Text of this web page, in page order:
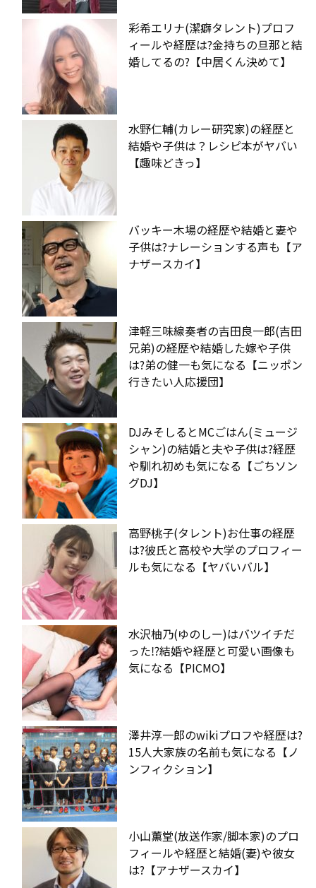
彩希エリナ(潔癖タレント)プロフ
ィールや経歴は?金持ちの旦那と結
婚してるの?【中居くん決めて】
水野仁輔(カレー研究家)の経歴と
結婚や子供は？レシピ本がヤバい
【趣味どきっ】
バッキー木場の経歴や結婚と妻や
子供は?ナレーションする声も【ア
ナザースカイ】
津軽三味線奏者の吉田良一郎(吉田
兄弟)の経歴や結婚した嫁や子供
は?弟の健一も気になる【ニッポン
行きたい人応援団】
DJみそしるとMCごはん(ミュージ
シャン)の結婚と夫や子供は?経歴
や馴れ初めも気になる【ごちソン
グDJ】
高野桃子(タレント)お仕事の経歴
は?彼氏と高校や大学のプロフィー
ルも気になる【ヤバいバル】
水沢柚乃(ゆのしー)はバツイチだ
った⁉︎結婚や経歴と可愛い画像も
気になる【PICMO】
澤井淳一郎のwikiプロフや経歴は?
15人大家族の名前も気になる【ノ
ンフィクション】
小山薫堂(放送作家/脚本家)のプロ
フィールや経歴と結婚(妻)や彼女
は?【アナザースカイ】